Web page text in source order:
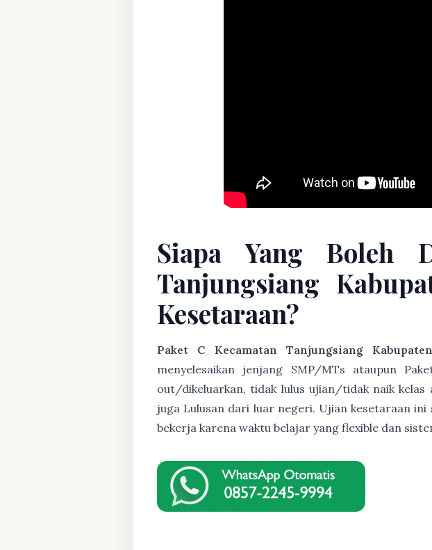
Siapa Yang Boleh
Tanjungsiang
Kesetaraan?
Paket C Kecamatan Tanjungsiang
menyelesaikan jenjang SMP/MTs ataupun
out/dikeluarkan, tidak lulus ujian/tidak naik kelas
juga Lulusan dari luar negeri. Ujian kesetaraan
bekerja karena waktu belajar yang flexible dan